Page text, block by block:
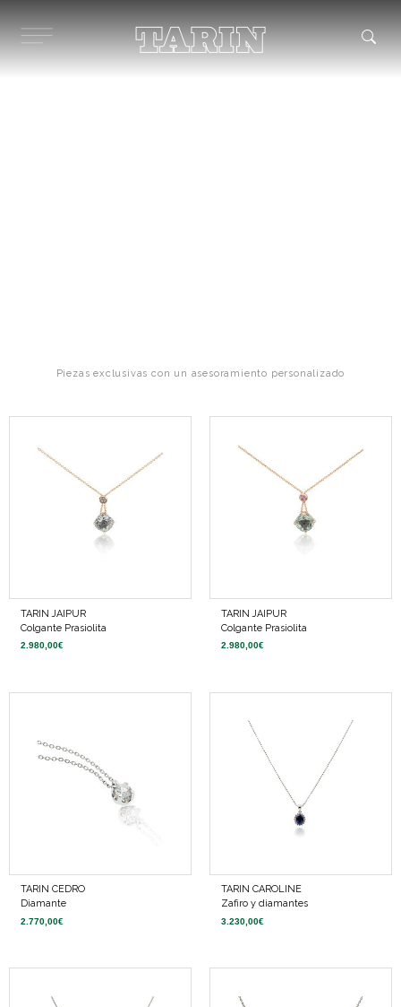
contenido
Piezas exclusivas con un asesoramiento personalizado
TARIN JAIPUR
Colgante Prasiolita
2.980,00€
TARIN JAIPUR
Colgante Prasiolita
2.980,00€
TARIN CEDRO
Diamante
2.770,00€
TARIN CAROLINE
Zafiro y diamantes
3.230,00€